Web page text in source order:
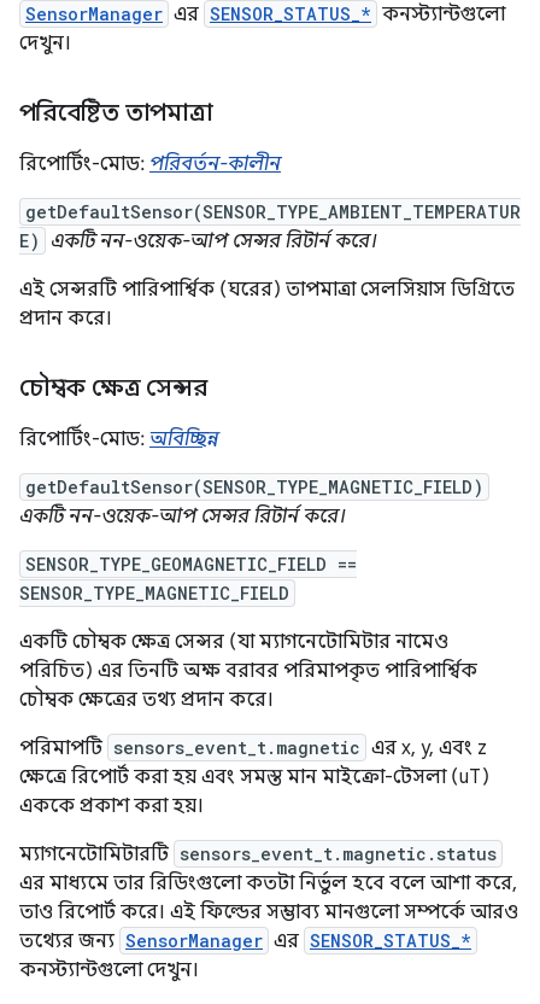
SensorManager এর SENSOR_STATUS_* কনস্ট্যান্টগুলো
দেখুন।
পরিবেষ্টিত তাপমাত্রা
রিপোর্টিং-মোড: পরিবর্তন-কালীন
getDefaultSensor(SENSOR_TYPE_AMBIENT_TEMPERATUR
E)
একটি নন-ওয়েক-আপ সেন্সর রিটার্ন করে।
এই সেন্সরটি পারিপার্শ্বিক (ঘরের) তাপমাত্রা সেলসিয়াস ডিগ্রিতে
প্রদান করে।
চৌম্বক ক্ষেত্র সেন্সর
রিপোর্টিং-মোড: অবিচ্ছিন্ন
getDefaultSensor(SENSOR_TYPE_MAGNETIC_FIELD)
একটি নন-ওয়েক-আপ সেন্সর রিটার্ন করে।
SENSOR_TYPE_GEOMAGNETIC_FIELD ==
SENSOR_TYPE_MAGNETIC_FIELD
একটি চৌম্বক ক্ষেত্র সেন্সর (যা ম্যাগনেটোমিটার নামেও
পরিচিত) এর তিনটি অক্ষ বরাবর পরিমাপকৃত পারিপার্শ্বিক
চৌম্বক ক্ষেত্রের তথ্য প্রদান করে।
পরিমাপটি sensors_event_t.magnetic এর x, y, এবং z
ক্ষেত্রে রিপোর্ট করা হয় এবং সমস্ত মান মাইক্রো-টেসলা (uT)
এককে প্রকাশ করা হয়।
ম্যাগনেটোমিটারটি sensors_event_t.magnetic.status
এর মাধ্যমে তার রিডিংগুলো কতটা নির্ভুল হবে বলে আশা করে,
তাও রিপোর্ট করে। এই ফিল্ডের সম্ভাব্য মানগুলো সম্পর্কে আরও
তথ্যের জন্য SensorManager এর SENSOR_STATUS_*
কনস্ট্যান্টগুলো দেখুন।